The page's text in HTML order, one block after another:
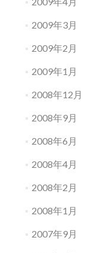
2009年3月
2009年2月
2009年1月
2008年12月
2008年9月
2008年6月
2008年4月
2008年2月
2008年1月
2007年9月